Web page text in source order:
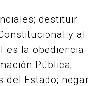
destituir
y al
es la obediencia
Pública;
del Estado; negar